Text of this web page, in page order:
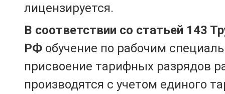
лицензируется.
В соответствии со статьей 143
РФ обучение по рабочим
присвоение тарифных разрядов
производятся с учетом единого